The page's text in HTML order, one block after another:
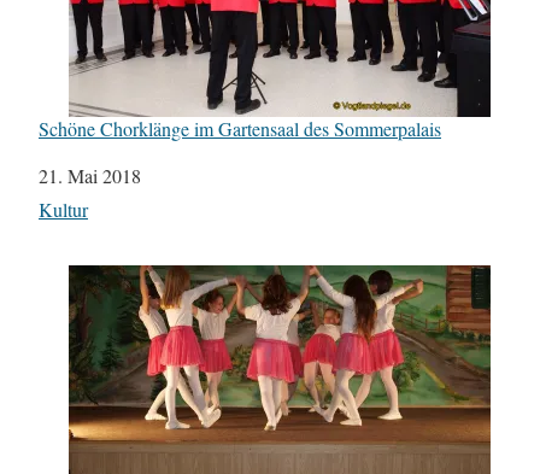
Schöne Chorklänge im Gartensaal des Sommerpalais
Datum
21. Mai 2018
In Bezug auf
Kultur